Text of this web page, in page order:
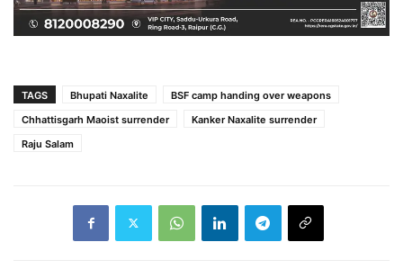
TAGS Bhupati Naxalite
BSF camp handing over weapons
Chhattisgarh Maoist surrender
Kanker Naxalite surrender
Raju Salam